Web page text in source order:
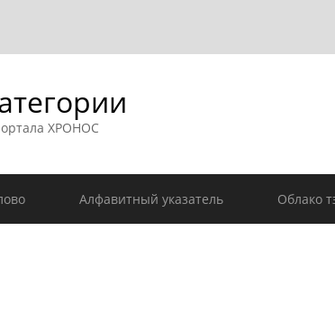
ХРОНОС
Алфавитный указатель Облако